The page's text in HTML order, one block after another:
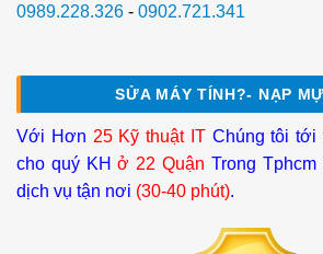
0989.228.326 - 0902.721.341
SỬA MÁY TÍNH?- NẠP
Với Hơn 25 Kỹ thuật ITChúng tôi tới
cho quý KHở 22 Quận Trong
dịch vụ tận nơi (30-40 phút).